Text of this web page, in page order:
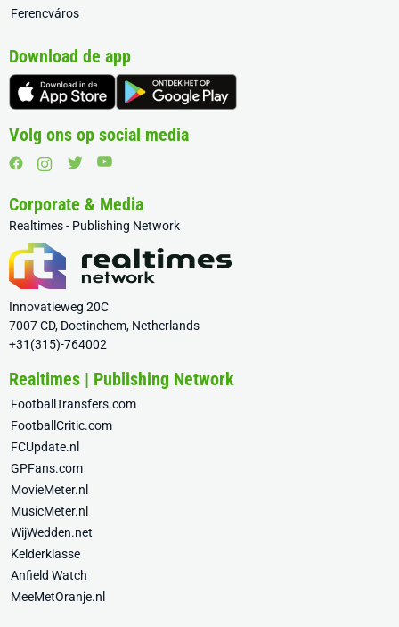
Ferencváros
Download de app
Volg ons op social media
Corporate & Media
Realtimes - Publishing Network
Innovatieweg 20C
7007 CD, Doetinchem, Netherlands
+31(315)-764002
Realtimes | Publishing Network
FootballTransfers.com
FootballCritic.com
FCUpdate.nl
GPFans.com
MovieMeter.nl
MusicMeter.nl
WijWedden.net
Kelderklasse
Anfield Watch
MeeMetOranje.nl